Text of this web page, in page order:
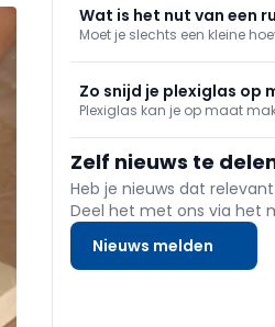
waarom? We leggen het uit
Wat is het nut van een
vulmiddel?
Moet je slechts een kleine
kuiswerk achteraf: gebruik
Zo snijd je plexiglas op
Plexiglas kan je op maat
Zelf nieuws te
Heb je nieuws dat
Deel het met ons via het
Nieuws melden